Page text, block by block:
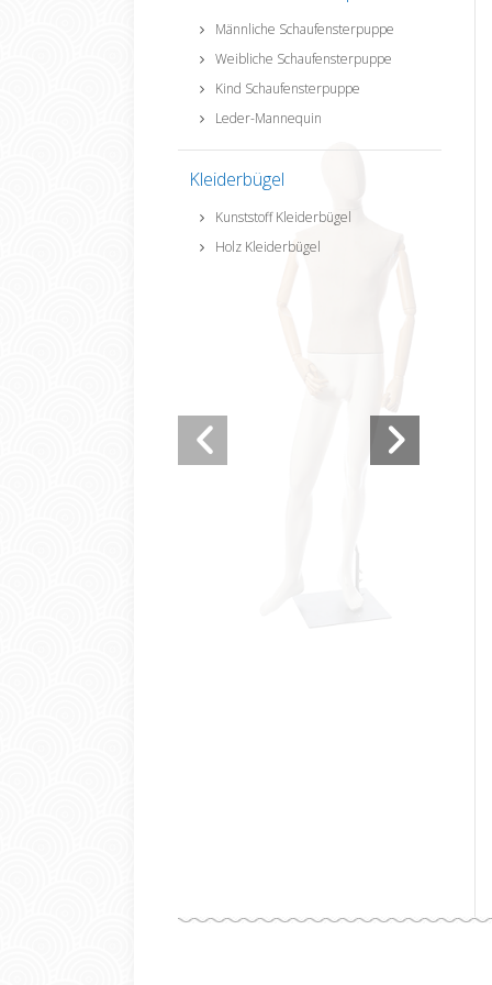
Männliche Schaufensterpuppe
Weibliche Schaufensterpuppe
Kind Schaufensterpuppe
Leder-Mannequin
Kleiderbügel
Kunststoff Kleiderbügel
Holz Kleiderbügel